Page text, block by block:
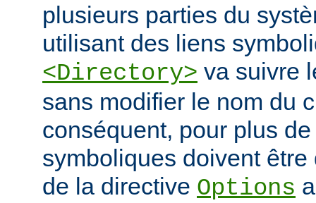
plusieurs parties du
utilisant des liens
<Directory> va suivre
sans modifier le nom du
conséquent, pour plus
symboliques doivent
de la directive Options